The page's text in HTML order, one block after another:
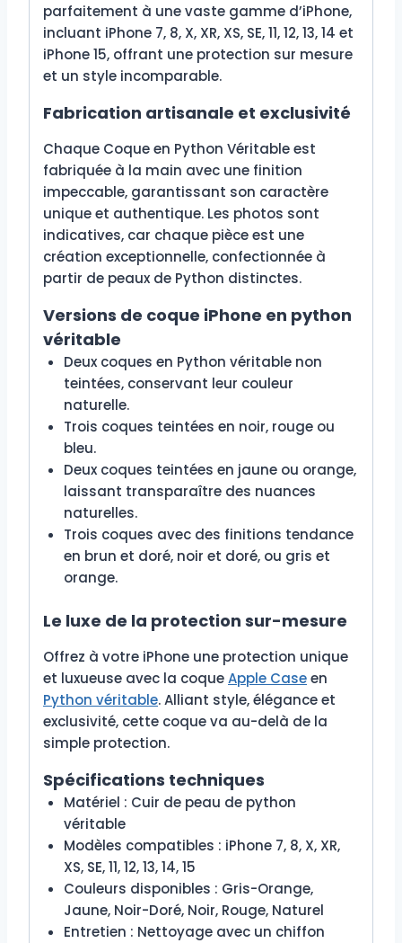
parfaitement à une vaste gamme d’iPhone,
incluant iPhone 7, 8, X, XR, XS, SE, 11, 12, 13, 14 et
iPhone 15, offrant une protection sur mesure
et un style incomparable.
Fabrication artisanale et exclusivité
Chaque Coque en Python Véritable est
fabriquée à la main avec une finition
impeccable, garantissant son caractère
unique et authentique. Les photos sont
indicatives, car chaque pièce est une
création exceptionnelle, confectionnée à
partir de peaux de Python distinctes.
Versions de coque iPhone en python
véritable
Deux coques en Python véritable non
teintées, conservant leur couleur
naturelle.
Trois coques teintées en noir, rouge ou
bleu.
Deux coques teintées en jaune ou orange,
laissant transparaître des nuances
naturelles.
Trois coques avec des finitions tendance
en brun et doré, noir et doré, ou gris et
orange.
Le luxe de la protection sur-mesure
Offrez à votre iPhone une protection unique
et luxueuse avec la coqueApple Caseen
Python véritable. Alliant style, élégance et
exclusivité, cette coque va au-delà de la
simple protection.
Spécifications techniques
Matériel : Cuir de peau de python
véritable
Modèles compatibles : iPhone 7, 8, X, XR,
XS, SE, 11, 12, 13, 14, 15
Couleurs disponibles : Gris-Orange,
Jaune, Noir-Doré, Noir, Rouge, Naturel
Entretien : Nettoyage avec un chiffon